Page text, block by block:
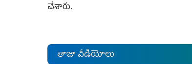
చేశారు.
తాజా వీడియోలు